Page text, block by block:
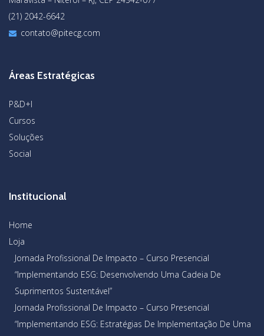
(21) 2042-6642
contato@pitecg.com
Áreas Estratégicas
P&D+I
Cursos
Soluções
Social
Institucional
Home
Loja
Jornada Profissional De Impacto – Curso Presencial
“Implementando ESG: Desenvolvendo Uma Cadeia De
Suprimentos Sustentável”
Jornada Profissional De Impacto – Curso Presencial
“Implementando ESG: Estratégias De Implementação De Uma